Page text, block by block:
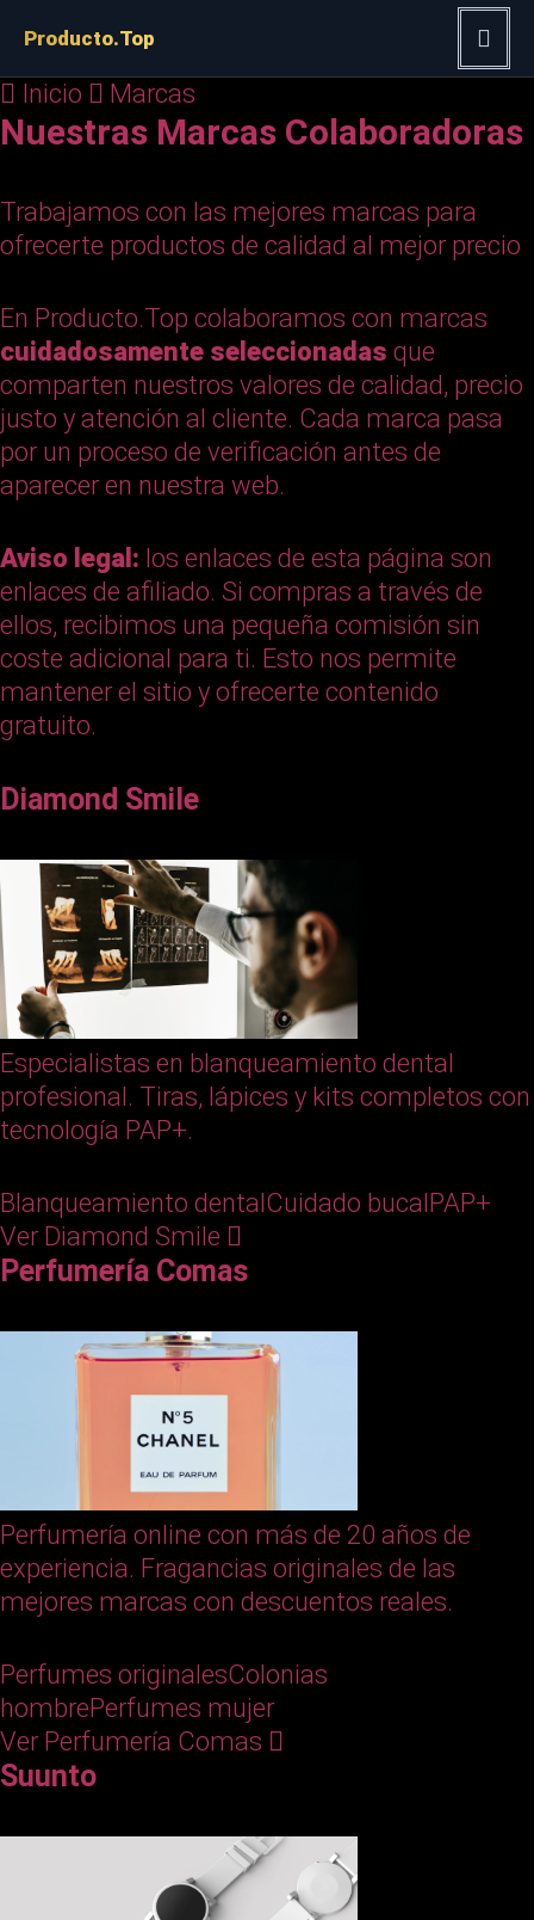
contenido
Producto.Top
Inicio Marcas
Nuestras Marcas Colaboradoras
Trabajamos con las mejores marcas para
ofrecerte productos de calidad al mejor precio
En Producto.Top colaboramos con marcas
cuidadosamente seleccionadas que
comparten nuestros valores de calidad, precio
justo y atención al cliente. Cada marca pasa
por un proceso de verificación antes de
aparecer en nuestra web.
Aviso legal: los enlaces de esta página son
enlaces de afiliado. Si compras a través de
ellos, recibimos una pequeña comisión sin
coste adicional para ti. Esto nos permite
mantener el sitio y ofrecerte contenido
gratuito.
Diamond Smile
Especialistas en blanqueamiento dental
profesional. Tiras, lápices y kits completos con
tecnología PAP+.
Blanqueamiento dentalCuidado bucalPAP+
Ver Diamond Smile
Perfumería Comas
Perfumería online con más de 20 años de
experiencia. Fragancias originales de las
mejores marcas con descuentos reales.
Perfumes originalesColonias
hombrePerfumes mujer
Ver Perfumería Comas
Suunto